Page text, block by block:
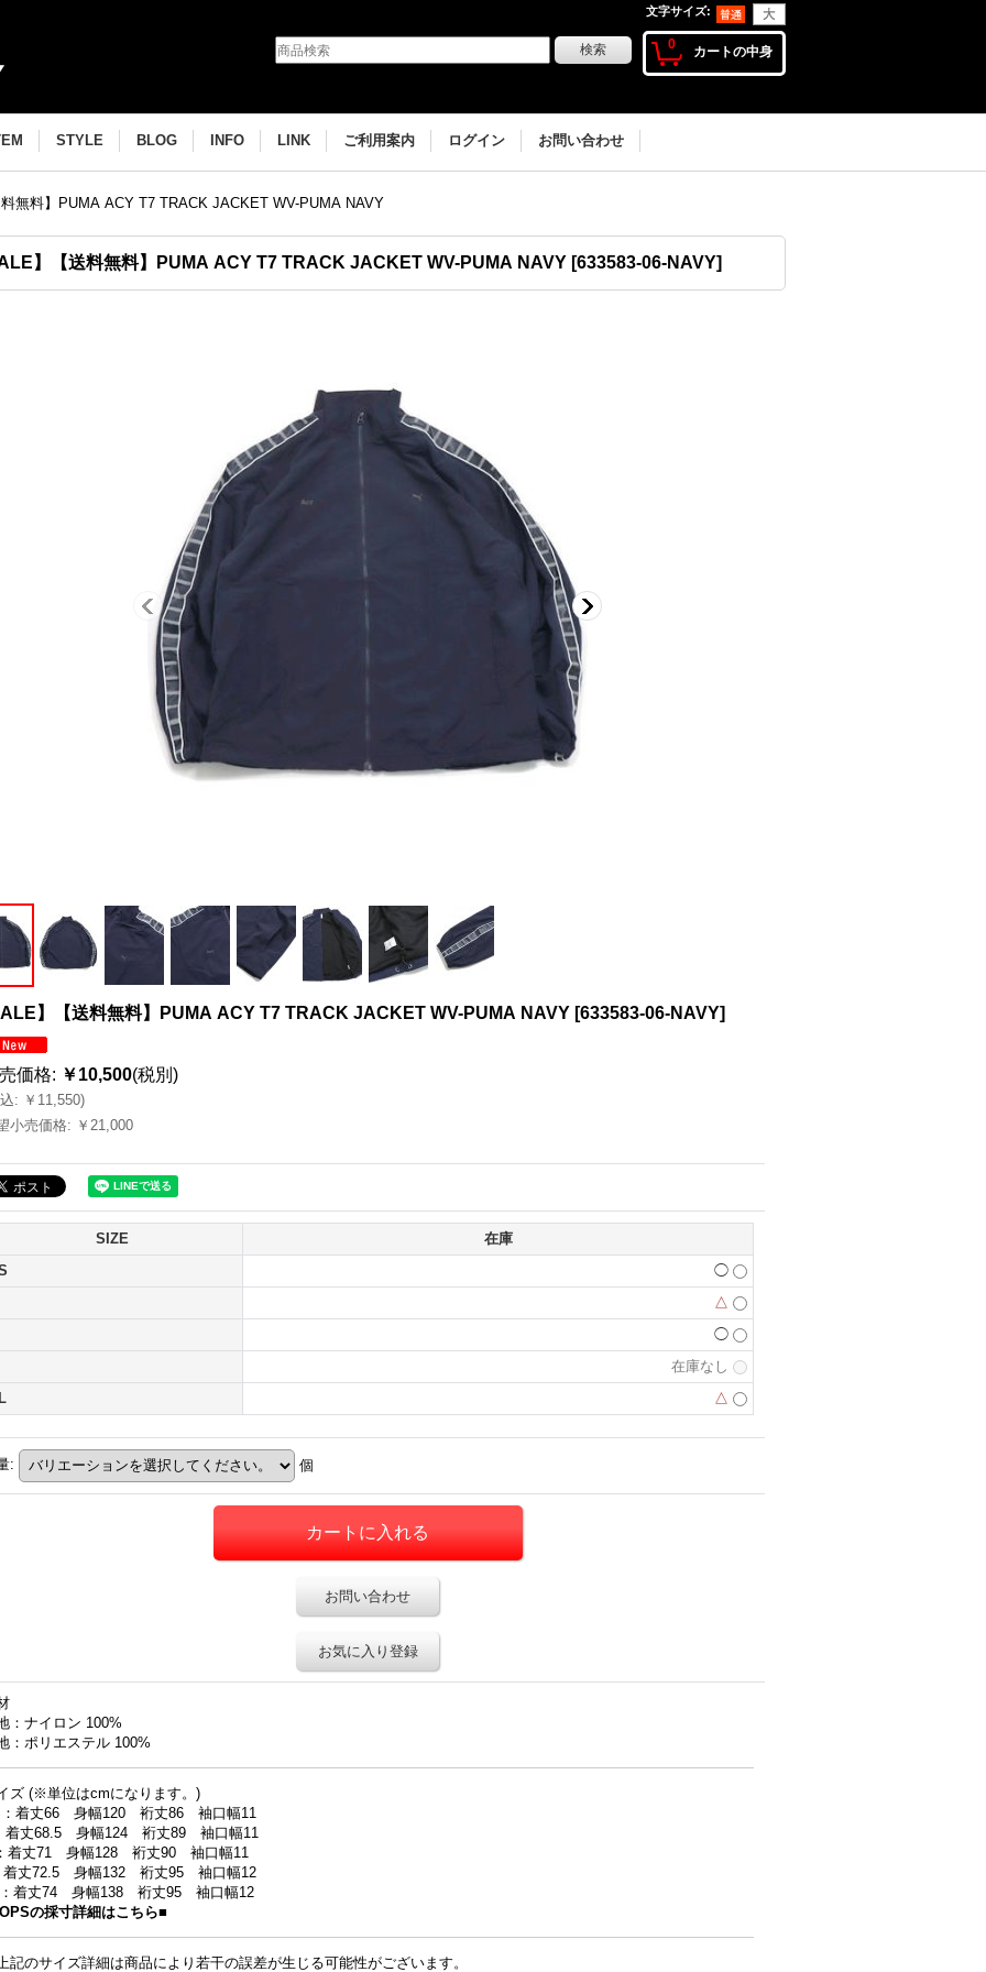
文字サイズ:
0 カートの中身
STYLE BLOG INFO LINK ご利用案内 ログイン お問い合わせ
無料】PUMA ACY T7 TRACK JACKET WV-PUMA NAVY
】【送料無料】PUMA ACY T7 TRACK JACKET WV-PUMA NAVY [633583-06-NAVY]
】【送料無料】PUMA ACY T7 TRACK JACKET WV-PUMA NAVY [633583-06-NAVY]
価格: ￥10,500(税別)
: ￥11,550)
小売価格: ￥21,000
SIZE
在庫
◯
△
◯
在庫なし
△
: 個
お問い合わせ
お気に入り登録
：ナイロン 100%
：ポリエステル 100%
ズ (※単位はcmになります。)
着丈66 身幅120 裄丈86 袖口幅11
着丈68.5 身幅124 裄丈89 袖口幅11
着丈71 身幅128 裄丈90 袖口幅11
着丈72.5 身幅132 裄丈95 袖口幅12
着丈74 身幅138 裄丈95 袖口幅12
の採寸詳細はこちら■
記のサイズ詳細は商品により若干の誤差が生じる可能性がございます。